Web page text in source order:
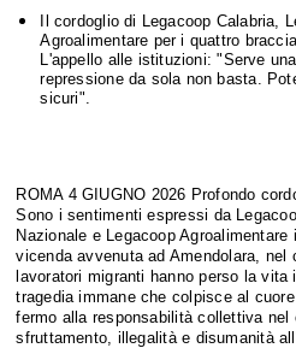
Il cordoglio di Legacoop Calabria,
Agroalimentare per i quattro
L'appello alle istituzioni: "Serve
repressione da sola non basta.
sicuri".
ROMA 4 GIUGNO 2026 Profondo
Sono i sentimenti espressi da
Nazionale e Legacoop
vicenda avvenuta ad Amendolara, nel
lavoratori migranti hanno perso la
tragedia immane che colpisce al
fermo alla responsabilità collettiva nel
sfruttamento, illegalità e disumanità